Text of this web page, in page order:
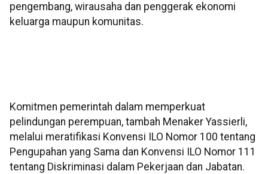
pengembang, wirausaha dan penggerak ekonomi
keluarga maupun komunitas.
Komitmen pemerintah dalam memperkuat
pelindungan perempuan, tambah Menaker Yassierli,
melalui meratifikasi Konvensi ILO Nomor 100 tentang
Pengupahan yang Sama dan Konvensi ILO Nomor 111
tentang Diskriminasi dalam Pekerjaan dan Jabatan.